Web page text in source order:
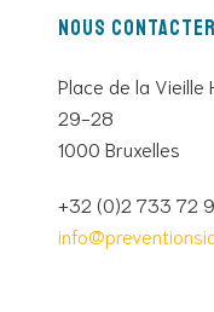
Nous contacter
Place de la Vieille
29-28
1000 Bruxelles
+32 (0)2 733 72